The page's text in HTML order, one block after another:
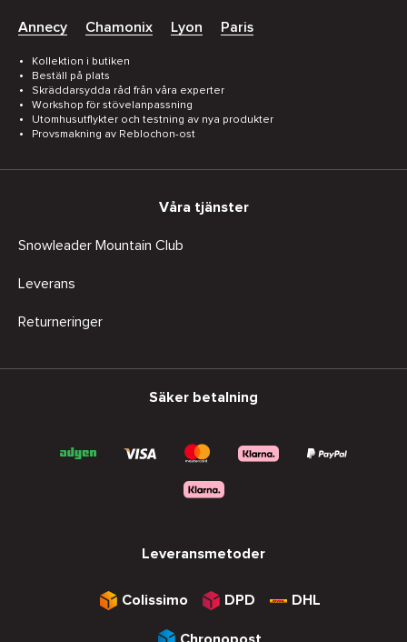
Annecy Chamonix Lyon Paris
Kollektion i butiken
Beställ på plats
Skräddarsydda råd från våra experter
Workshop för stövelanpassning
Utomhusutflykter och testning av nya produkter
Provsmakning av Reblochon-ost
Våra tjänster
Snowleader Mountain Club
Leverans
Returneringer
Säker betalning
Leveransmetoder
Colissimo DPD DHL
Chronopost